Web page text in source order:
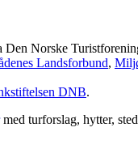
Den Norske
Landsforbund,
DNB.
med turforslag, hytter,